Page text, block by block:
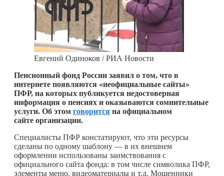
Евгений Одиноков / РИА Новости
Пенсионный фонд России заявил о том, что в
интернете появляются «неофициальные сайты»
ПФР, на которых публикуется недостоверная
информация о пенсиях и оказываются сомнительные
услуги. Об этом говорится на официальном
сайте организации.
Специалисты ПФР констатируют, что эти ресурсы
сделаны по одному шаблону — в их внешнем
оформлении использованы заимствования с
официального сайта фонда: в том числе символика ПФР,
элементы меню, видеоматериалы и т.д. Мошенники